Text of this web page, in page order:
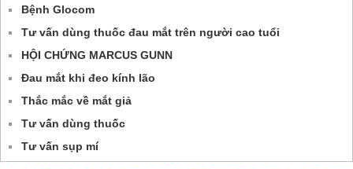
Bệnh Glocom
Tư vấn dùng thuốc đau mắt trên người cao tuổi
HỘI CHỨNG MARCUS GUNN
Đau mắt khi đeo kính lão
Thắc mắc về mắt giả
Tư vấn dùng thuốc
Tư vấn sụp mí